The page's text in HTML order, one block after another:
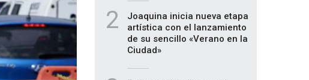
2
Joaquina inicia nueva etapa
artística con el lanzamiento
de su sencillo «Verano en la
Ciudad»